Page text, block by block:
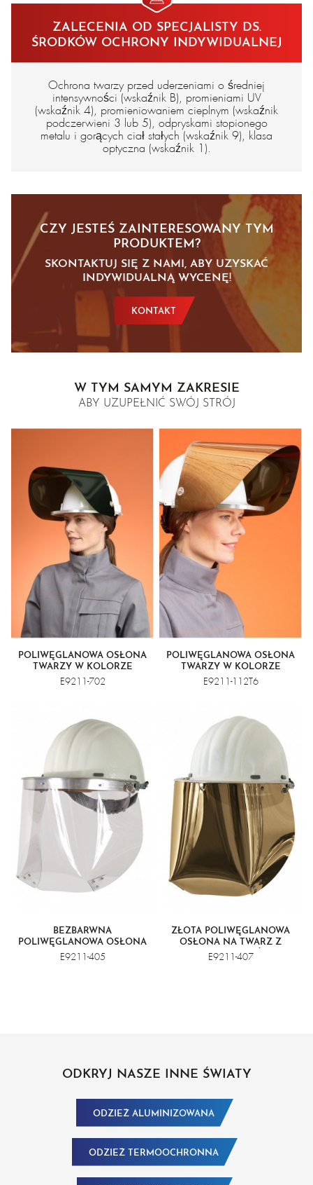
ZALECENIA OD SPECJALISTY DS.
ŚRODKÓW OCHRONY INDYWIDUALNEJ
Ochrona twarzy przed uderzeniami o średniej
intensywności (wskaźnik B), promieniami UV
(wskaźnik 4), promieniowaniem cieplnym (wskaźnik
podczerwieni 3 lub 5), odpryskami stopionego
metalu i gorących ciał stałych (wskaźnik 9), klasa
optyczna (wskaźnik 1).
CZY JESTEŚ ZAINTERESOWANY TYM
PRODUKTEM?
SKONTAKTUJ SIĘ Z NAMI, ABY UZYSKAĆ
INDYWIDUALNĄ WYCENĘ!
KONTAKT
W TYM SAMYM ZAKRESIE
ABY UZUPEŁNIĆ SWÓJ STRÓJ
POLIWĘGLANOWA OSŁONA
TWARZY W KOLORZE
ZIELONYM NR 5
E9211-702
POLIWĘGLANOWA OSŁONA
TWARZY W KOLORZE
ZIELONYM NR 6, POZŁACANA
E9211-112T6
BEZBARWNA
POLIWĘGLANOWA OSŁONA
TWARZY Z OSŁONĄ
E9211-405
ZŁOTA POLIWĘGLANOWA
OSŁONA NA TWARZ Z
OSŁONĄ PODBRÓDKA
E9211-407
ODKRYJ NASZE INNE ŚWIATY
ODZIEŻ ALUMINIZOWANA
ODZIEŻ TERMOOCHRONNA